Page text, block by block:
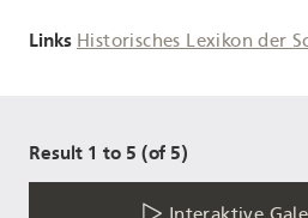
Links Historisches Lexikon der
Result 1 to 5 (of 5)